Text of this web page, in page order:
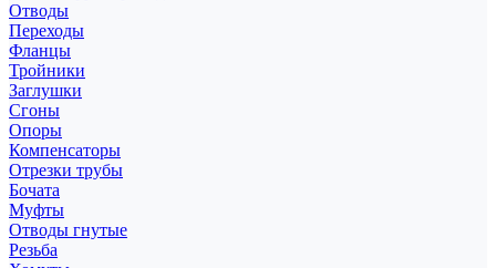
Отводы
Переходы
Фланцы
Тройники
Заглушки
Сгоны
Опоры
Компенсаторы
Отрезки трубы
Бочата
Муфты
Отводы гнутые
Резьба